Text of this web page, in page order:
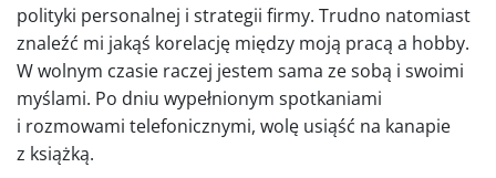
polityki personalnej i strategii firmy. Trudno natomiast
znaleźć mi jakąś korelację między moją pracą a hobby.
W wolnym czasie raczej jestem sama ze sobą i swoimi
myślami. Po dniu wypełnionym spotkaniami
i rozmowami telefonicznymi, wolę usiąść na kanapie
z książką.